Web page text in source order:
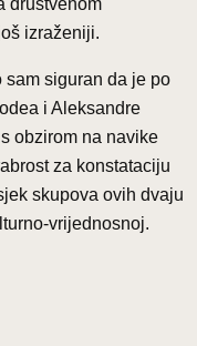
izraženiji.
sam siguran da je po
i Aleksandre
obzirom na navike
za konstataciju
skupova ovih dvaju
vrijednosnoj.